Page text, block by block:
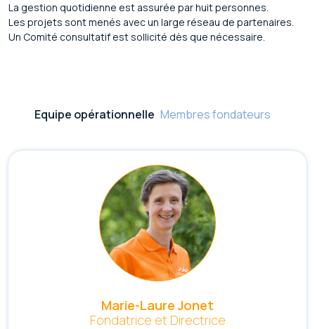
La gestion quotidienne est assurée par huit personnes.
Les projets sont menés avec un large réseau de partenaires.
Un Comité consultatif est sollicité dès que nécessaire.
Equipe opérationnelle Membres fondateurs
Marie-Laure Jonet
Fondatrice et Directrice